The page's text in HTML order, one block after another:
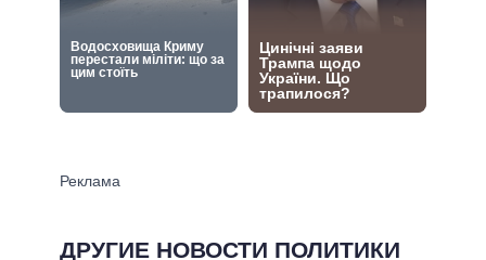
ДРУГИЕ НОВОСТИ ПОЛИТИКИ